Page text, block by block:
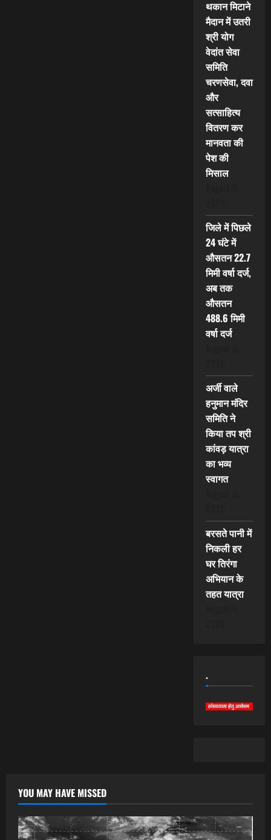
थकान मिटाने
मैदान में उतरी
श्री योग
वेदांत सेवा
समिति
चरणसेवा, दवा
और
सत्साहित्य
वितरण कर
मानवता की
पेश की
मिसाल
जिले में पिछले
24 घंटे में
औसतन 22.7
मिमी वर्षा दर्ज,
अब तक
औसतन
488.6 मिमी
वर्षा दर्ज
अर्जी वाले
हनुमान मंदिर
समिति ने
किया तप श्री
कांवड़ यात्रा
का भव्य
स्वागत
बरसते पानी में
निकली हर
घर तिरंगा
अभियान के
तहत यात्रा
.
YOU MAY HAVE MISSED